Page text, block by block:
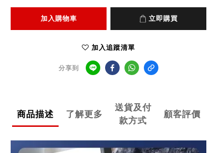
加入購物車 立即購買
加入追蹤清單
分享到
商品描述 了解更多
送貨及付
款方式
顧客評價